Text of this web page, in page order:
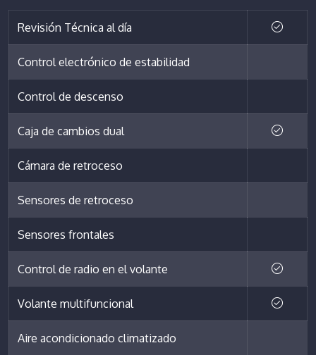
Revisión Técnica al día
Control electrónico de estabilidad
Control de descenso
Caja de cambios dual
Cámara de retroceso
Sensores de retroceso
Sensores frontales
Control de radio en el volante
Volante multifuncional
Aire acondicionado climatizado